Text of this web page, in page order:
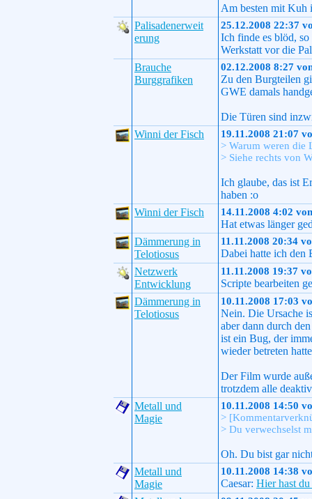
Am besten mit Kuh
Palisadenerweit
erung
25.12.2008 22:37
Ich finde es blöd,
Werkstatt vor die
Brauche
Burggrafiken
02.12.2008 8:27
Zu den Burgteilen
GWE damals
Die Türen sind
Winni der Fisch
19.11.2008 21:07
> Warum weren die
> Siehe rechts von
Ich glaube, das ist
haben :o
Winni der Fisch
14.11.2008 4:02
Hat etwas länger
Dämmerung in
Telotiosus
11.11.2008 20:34
Dabei hatte ich den
Netzwerk
Entwicklung
11.11.2008 19:37
Scripte bearbeiten
Dämmerung in
Telotiosus
10.11.2008 17:03
Nein. Die Ursache
aber dann durch
ist ein Bug, der
wieder betreten
Der Film wurde
trotzdem alle
Metall und
Magie
10.11.2008 14:50
>
> Du verwechselst
Oh. Du bist gar
Metall und
Magie
10.11.2008 14:38
Caesar: Hier hast du